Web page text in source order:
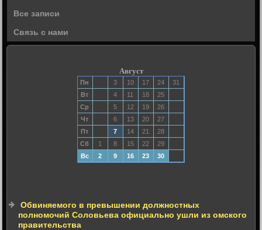
Все записи
Связь с нами
Август
Пн 3 10 17 24
31
Вт
4 11 18
25
Ср
5 12 19
26
Чт
6 13 20
27
Пт
7 14 21
28
Сб
1 8 15 22
29
Вс
2 9 16 23 30
Обвиняемого в превышении должностных
полномочий Соловьева официально ушли из омского
правительства